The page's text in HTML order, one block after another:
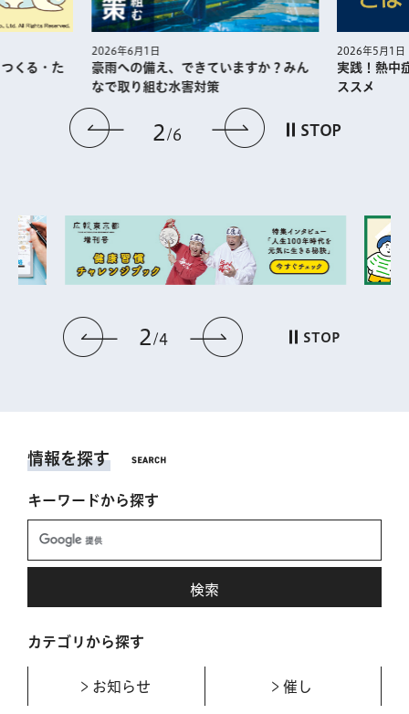
前のスライドを表示
2 6 次のスライドを
STOP
くる・た
2026年6月1日
豪雨への備え、できていますか？みん
なで取り組む水害対策
2026年5月1日
実践！熱中
ススメ
前のスライドを表示
2 4 次のスライドを表
STOP
情報を探す
キーワードから探す
カテゴリから探す
お知らせ 催し